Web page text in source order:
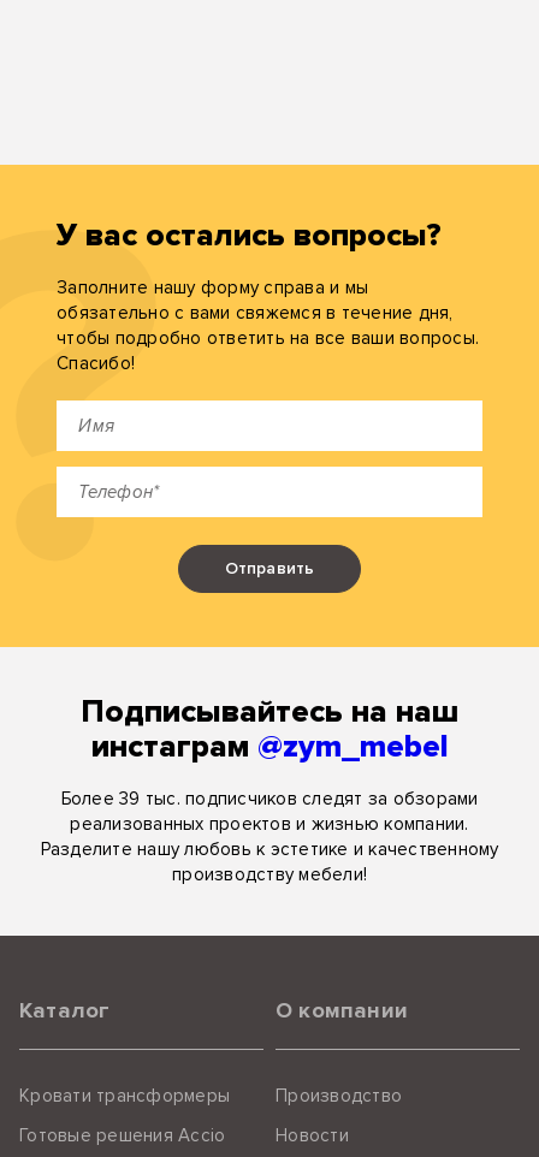
У вас остались вопросы?
Заполните нашу форму справа и мы
обязательно с вами свяжемся в течение дня,
чтобы подробно ответить на все ваши вопросы.
Спасибо!
Отправить
Подписывайтесь на наш
инстаграм @zym_mebel
Более 39 тыс. подписчиков следят за обзорами
реализованных проектов и жизнью компании.
Разделите нашу любовь к эстетике и качественному
производству мебели!
Каталог
Кровати трансформеры
Готовые решения Accio
О компании
Производство
Новости